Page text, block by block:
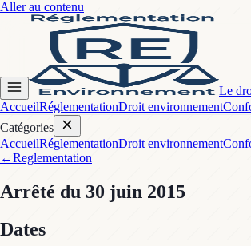
Aller au contenu
Le
AccueilRéglementationDroit environnement
Catégories
AccueilRéglementationDroit environnement
←Reglementation
Arrêté du 30 juin 2015
Dates